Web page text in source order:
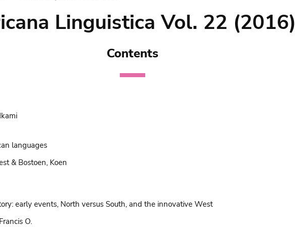
Linguistica Vol. 22 (2016)
Contents
languages
& Bostoen, Koen
early events, North versus South, and the innovative West
O.